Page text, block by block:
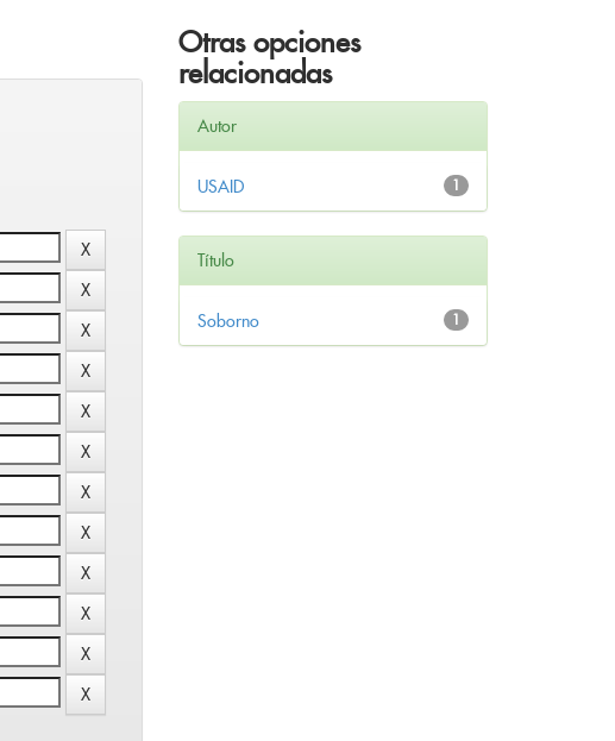
Otras opciones
relacionadas
Autor
1
USAID
Título
1
Soborno